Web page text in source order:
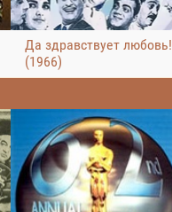
Да здравствует любовь!
(1966)